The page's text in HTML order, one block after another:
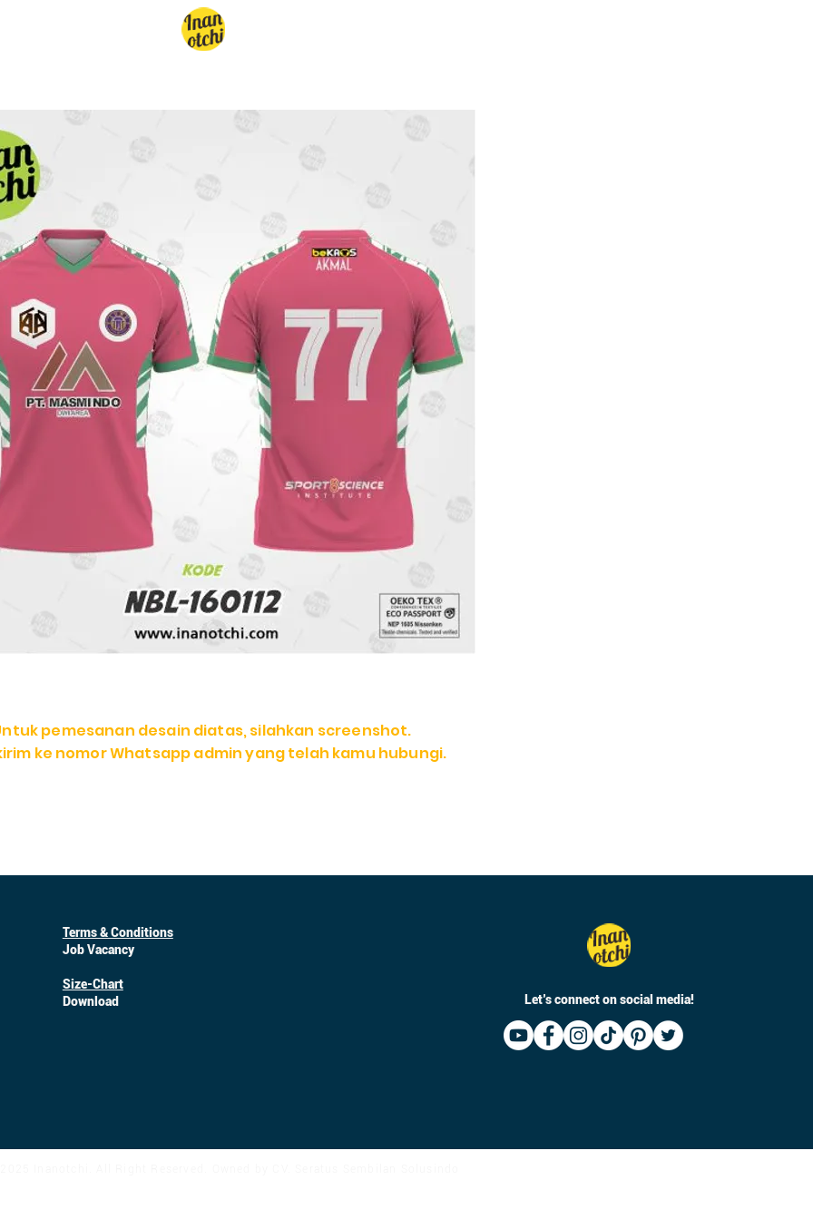
pemesanan desain diatas, silahkan screenshot.
ke nomor Whatsapp admin yang telah kamu hubungi.
Terms & Conditions
Job Vacancy
Size-Chart
Download
Let’s connect on social media!